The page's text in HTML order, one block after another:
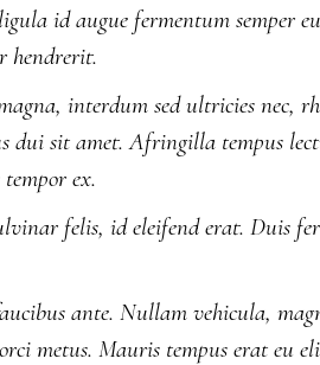
id augue fermentum semper
hendrerit.
interdum sed ultricies nec,
dui sit amet. Afringilla tempus
ex.
felis, id eleifend erat. Duis
ante. Nullam vehicula,
metus. Mauris tempus erat eu